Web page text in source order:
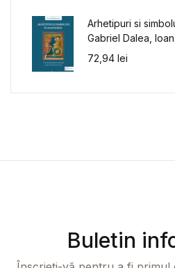
Arhetipuri si
Gabriel Dalea,
72,94 lei
Buletin